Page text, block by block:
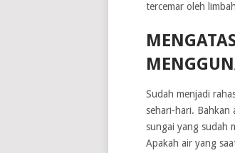
tercemar oleh
Sudah menjadi
sehari-hari. Bahkan
sungai yang sudah
Apakah air yang